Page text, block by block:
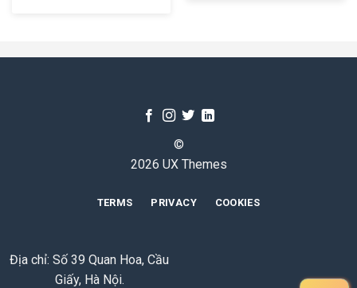
©
2026 UX Themes
TERMS PRIVACY COOKIES
Địa chỉ: Số 39 Quan Hoa, Cầu
Giấy, Hà Nội.